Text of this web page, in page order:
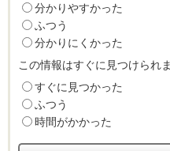
分かりやすかった
ふつう
分かりにくかった
この情報はすぐに見つけられ
すぐに見つかった
ふつう
時間がかかった